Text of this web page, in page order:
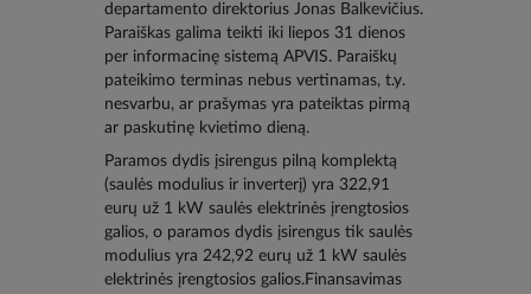
departamento direktorius Jonas Balkevičius.
Paraiškas galima teikti iki liepos 31 dienos
per informacinę sistemą APVIS. Paraiškų
pateikimo terminas nebus vertinamas, t.y.
nesvarbu, ar prašymas yra pateiktas pirmą
ar paskutinę kvietimo dieną.
Paramos dydis įsirengus pilną komplektą
(saulės modulius ir inverterį) yra 322,91
eurų už 1 kW saulės elektrinės įrengtosios
galios, o paramos dydis įsirengus tik saulės
modulius yra 242,92 eurų už 1 kW saulės
elektrinės įrengtosios galios.Finansavimas